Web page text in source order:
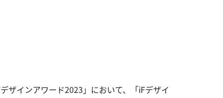
インアワード2023」において、「iFデザイ